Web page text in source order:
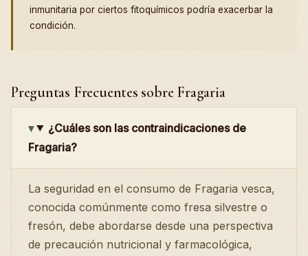
inmunitaria por ciertos fitoquímicos podría exacerbar la
condición.
Preguntas Frecuentes sobre Fragaria
¿Cuáles son las contraindicaciones de
Fragaria?
La seguridad en el consumo de Fragaria vesca,
conocida comúnmente como fresa silvestre o
fresón, debe abordarse desde una perspectiva
de precaución nutricional y farmacológica,